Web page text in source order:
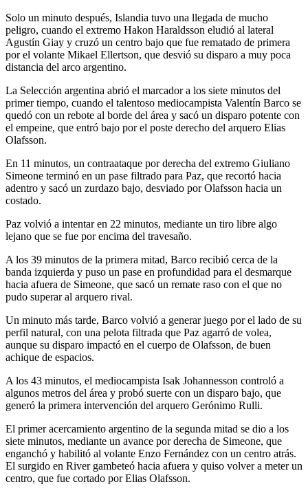
Solo un minuto después, Islandia tuvo una llegada de mucho
peligro, cuando el extremo Hakon Haraldsson eludió al lateral
Agustín Giay y cruzó un centro bajo que fue rematado de primera
por el volante Mikael Ellertson, que desvió su disparo a muy poca
distancia del arco argentino.
La Selección argentina abrió el marcador a los siete minutos del
primer tiempo, cuando el talentoso mediocampista Valentín Barco se
quedó con un rebote al borde del área y sacó un disparo potente con
el empeine, que entró bajo por el poste derecho del arquero Elias
Olafsson.
En 11 minutos, un contraataque por derecha del extremo Giuliano
Simeone terminó en un pase filtrado para Paz, que recortó hacia
adentro y sacó un zurdazo bajo, desviado por Olafsson hacia un
costado.
Paz volvió a intentar en 22 minutos, mediante un tiro libre algo
lejano que se fue por encima del travesaño.
A los 39 minutos de la primera mitad, Barco recibió cerca de la
banda izquierda y puso un pase en profundidad para el desmarque
hacia afuera de Simeone, que sacó un remate raso con el que no
pudo superar al arquero rival.
Un minuto más tarde, Barco volvió a generar juego por el lado de su
perfil natural, con una pelota filtrada que Paz agarró de volea,
aunque su disparo impactó en el cuerpo de Olafsson, de buen
achique de espacios.
A los 43 minutos, el mediocampista Isak Johannesson controló a
algunos metros del área y probó suerte con un disparo bajo, que
generó la primera intervención del arquero Gerónimo Rulli.
El primer acercamiento argentino de la segunda mitad se dio a los
siete minutos, mediante un avance por derecha de Simeone, que
enganchó y habilitó al volante Enzo Fernández con un centro atrás.
El surgido en River gambeteó hacia afuera y quiso volver a meter un
centro, que fue cortado por Elias Olafsson.